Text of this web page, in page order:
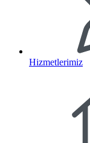
Hizmetlerimiz